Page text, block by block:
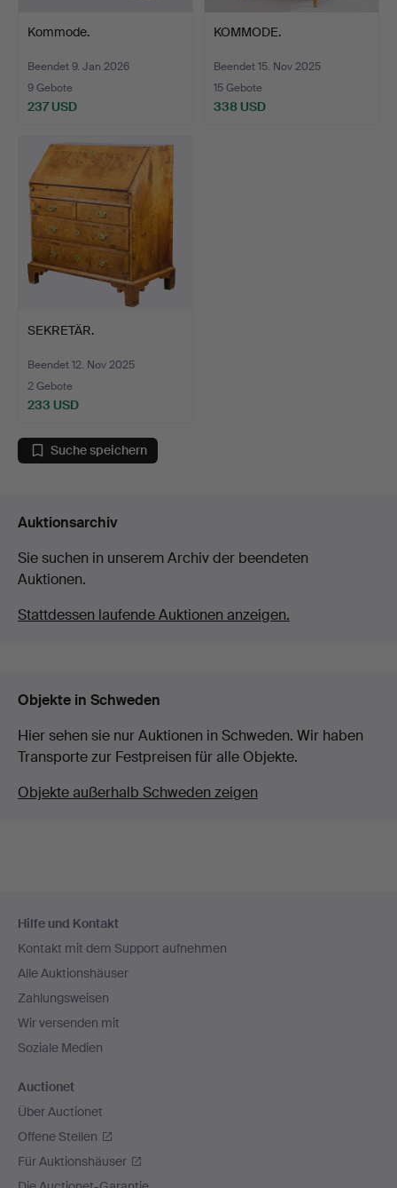
Kommode.
Beendet 9. Jan 2026
9 Gebote
237 USD
KOMMODE.
Beendet 15. Nov 2025
15 Gebote
338 USD
SEKRETÄR.
Beendet 12. Nov 2025
2 Gebote
233 USD
Suche speichern
Auktionsarchiv
Sie suchen in unserem Archiv der beendeten
Auktionen.
Stattdessen laufende Auktionen anzeigen.
Objekte in Schweden
Hier sehen sie nur Auktionen in Schweden. Wir haben
Transporte zur Festpreisen für alle Objekte.
Objekte außerhalb Schweden zeigen
Navigation
Hilfe und Kontakt
Kontakt mit dem Support aufnehmen
Alle Auktionshäuser
Zahlungsweisen
Wir versenden mit
Soziale Medien
Auctionet
Über Auctionet
Offene Stellen
Für Auktionshäuser